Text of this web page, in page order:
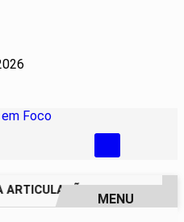
PARA
MENU